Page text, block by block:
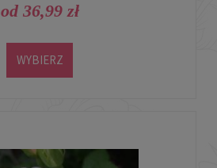
od 36,99 zł
WYBIERZ